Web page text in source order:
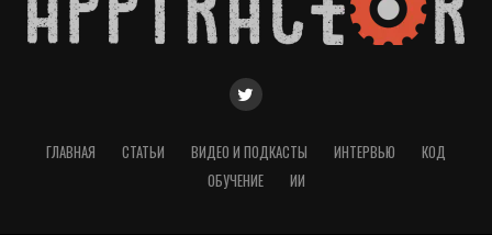
ГЛАВНАЯ СТАТЬИ ВИДЕО И ПОДКАСТЫ ИНТЕРВЬЮ
КОД
ОБУЧЕНИЕ
ИИ